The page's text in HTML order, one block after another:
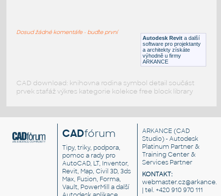
Autodesk Revit a další
software pro projektanty
a architekty získáte
výhodně u firmy
ARKANCE
Dosud žádné komentáře - buďte první
CAD download: knihovna rodina symbol detail součást
prvek stafáž výkres kategorie kolekce free block library
CADfórum
Tipy, triky, podpora,
pomoc a rady pro
AutoCAD, LT, Inventor,
Revit, Map, Civil 3D, 3ds
Max, Fusion, Forma,
Vault, PowerMill a další
ARKANCE (CAD
Studio) - Autodesk
Platinum Partner &
Training Center &
Services Partner
KONTAKT:
| tel. +420 910 970 111